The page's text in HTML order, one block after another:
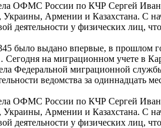
ОФМС России по КЧР Сергей
Армении и Казахстана. С
деятельности у физических лиц,
было выдано впервые, в прошлом
на миграционном учете в
Федеральной миграционной
ведомства за одиннадцать
ОФМС России по КЧР Сергей
Армении и Казахстана. С
деятельности у физических лиц,